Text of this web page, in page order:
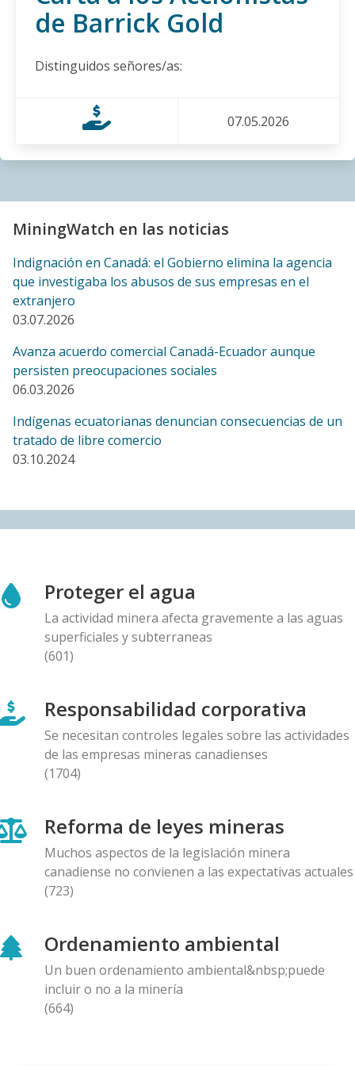
defensoras y defensores de la naturaleza respecto al
proyecto minero Curipamba–El Domo, Las Naves,
Ecuador
27.02.2026
Argentina, Comunidades Esperan Justicia y Expresan
BLOG ENTRY
Comunidades indígenas y campesinas de Kimsakocha
le dicen a la embajada canadiense: NO al Tratado de
Libre Comercio entre Canadá y Ecuador, y NO a la
05.02.2026
BLOG ENTRY
de Santurbán cuestiona a la empresa Aris Mining y al
gobierno canadiense
10.12.2025
BLOG ENTRY
Carta al Presidente de Panama, Ministro de
la mina Cobre Panamá
10.12.2025
BLOG ENTRY
Aumenta presión corporativa sobre políticos y
canadiense
27.11.2025
AMIGOS DE ALERTA MINERA
La Federación de Organizaciones Indígenas y
de defensores del agua tras evidenciar
contaminación minera en Kimsakocha
25.11.2025
empresa canadiense DPM Metals Inc. que cierre
definitivamente su proyecto Loma Larga en Ecuador
20.11.2025
de Barrick Gold
Distinguidos señores/as:
07.05.2026
MiningWatch en las noticias
Indignación en Canadá: el Gobierno elimina la agencia
que investigaba los abusos de sus empresas en el
extranjero
03.07.2026
Avanza acuerdo comercial Canadá-Ecuador aunque
persisten preocupaciones sociales
06.03.2026
Indígenas ecuatorianas denuncian consecuencias de un
tratado de libre comercio
03.10.2024
Proteger el agua
La actividad minera afecta gravemente a las aguas
superficiales y subterraneas
(601)
Responsabilidad corporativa
Se necesitan controles legales sobre las actividades
de las empresas mineras canadienses
(1704)
Reforma de leyes mineras
Muchos aspectos de la legislación minera
canadiense no convienen a las expectativas actuales
(723)
Ordenamiento ambiental
Un buen ordenamiento ambiental&nbsp;puede
incluir o no a la minería
(664)